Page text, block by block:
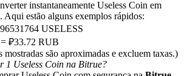
BTC to Share 25000 USDT prize pool!
& Win
instantaneamente Useless Coin em
Aqui estão alguns exemplos rápidos:
USELESS
₽33.72 RUB
mostradas são aproximadas e excluem taxas.)
1 Useless Coin na Bitrue?